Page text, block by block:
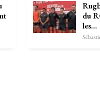
du
les…